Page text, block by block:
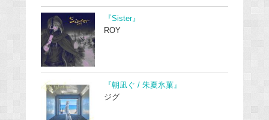
『Sister』
ROY
『朝凪ぐ / 朱夏氷菓』
ジグ